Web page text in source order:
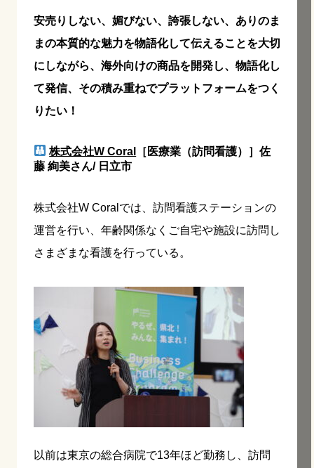
安売りしない、媚びない、誇張しない、ありのま
まの本質的な魅力を物語化して伝えることを大切
にしながら、海外向けの商品を開発し、物語化し
て発信、その積み重ねでプラットフォームをつく
りたい！
株式会社W Coral
［医療業（訪問看護）］佐
藤 絢美さん/ 日立市
株式会社W Coralでは、訪問看護ステーションの
運営を行い、年齢関係なくご自宅や施設に訪問し
さまざまな看護を行っている。
以前は東京の総合病院で13年ほど勤務し、訪問